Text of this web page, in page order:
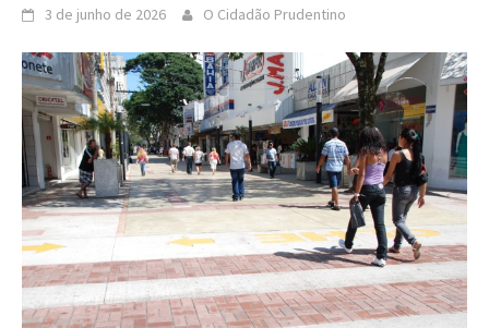
3 de junho de 2026 O Cidadão Prudentino